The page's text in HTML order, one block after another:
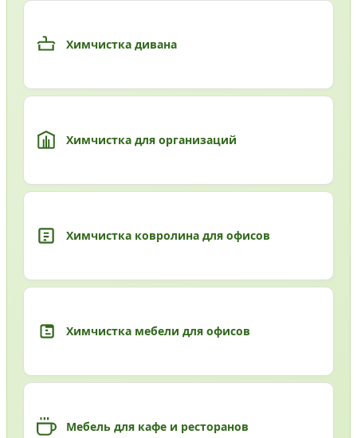
Химчистка дивана
Химчистка для организаций
Химчистка ковролина для офисов
Химчистка мебели для офисов
Мебель для кафе и ресторанов